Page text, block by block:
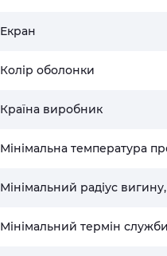
Екран
Колір оболонки
Країна виробник
Мінімальна температура
Мінімальний радіус
Мінімальний термін служби